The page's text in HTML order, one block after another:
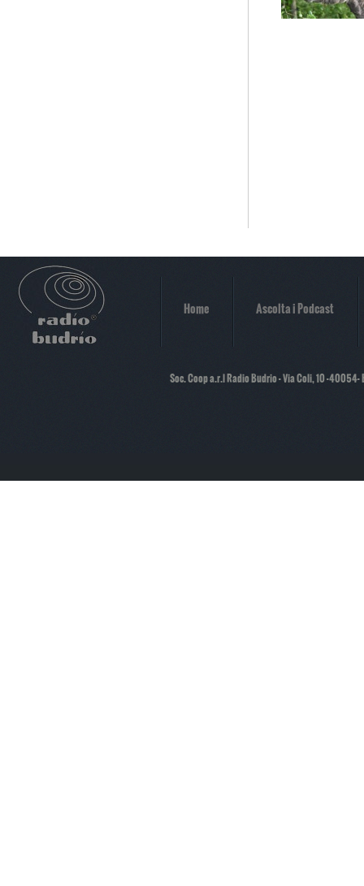
Home Ascolta i Podcast
Soc. Coop a.r.l Radio Budrio - Via Coli, 10 -40054-